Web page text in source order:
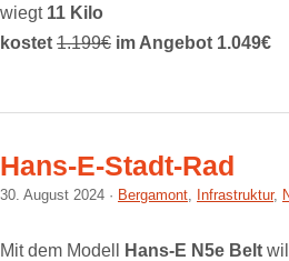
wiegt 11 Kilo
kostet 1.199€ im Angebot 1.049€
Hans-E-Stadt-Rad
30. August 2024 Bergamont, Infrastruktur,
Mit dem Modell Hans-E N5e Belt